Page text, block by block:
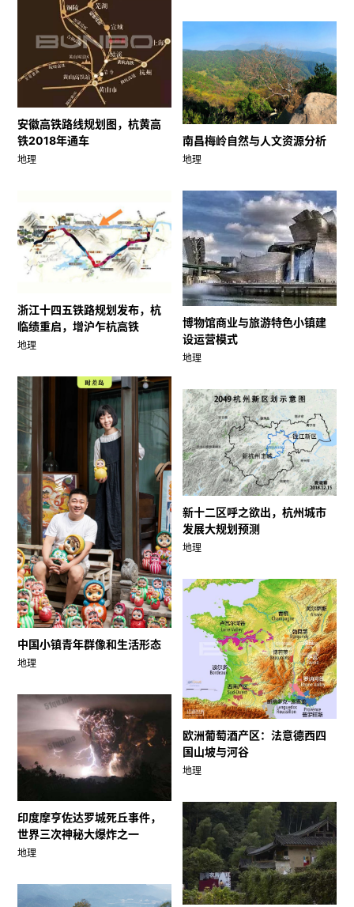
安徽高铁路线规划图，杭黄高
铁2018年通车
地理
南昌梅岭自然与人文资源分析
地理
博物馆商业与旅游特色小镇建
设运营模式
地理
浙江十四五铁路规划发布，杭
临绩重启，增沪乍杭高铁
地理
中国小镇青年群像和生活形态
地理
新十二区呼之欲出，杭州城市
发展大规划预测
地理
欧洲葡萄酒产区：法意德西四
国山坡与河谷
地理
印度摩亨佐达罗城死丘事件，
世界三次神秘大爆炸之一
地理